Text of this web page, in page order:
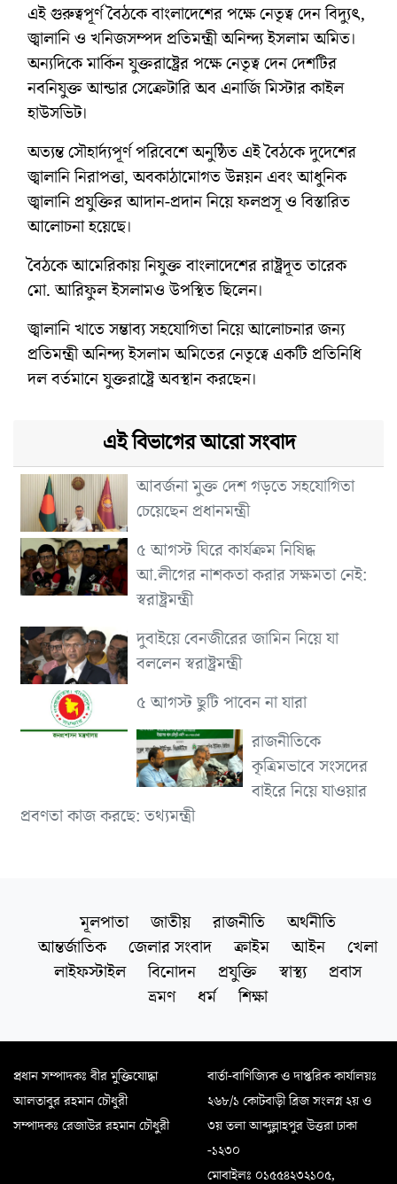
এই গুরুত্বপূর্ণ বৈঠকে বাংলাদেশের পক্ষে নেতৃত্ব দেন বিদ্যুৎ,
জ্বালানি ও খনিজসম্পদ প্রতিমন্ত্রী অনিন্দ্য ইসলাম অমিত।
অন্যদিকে মার্কিন যুক্তরাষ্ট্রের পক্ষে নেতৃত্ব দেন দেশটির
নবনিযুক্ত আন্ডার সেক্রেটারি অব এনার্জি মিস্টার কাইল
হাউসভিট।
অত্যন্ত সৌহার্দ্যপূর্ণ পরিবেশে অনুষ্ঠিত এই বৈঠকে দুদেশের
জ্বালানি নিরাপত্তা, অবকাঠামোগত উন্নয়ন এবং আধুনিক
জ্বালানি প্রযুক্তির আদান-প্রদান নিয়ে ফলপ্রসূ ও বিস্তারিত
আলোচনা হয়েছে।
বৈঠকে আমেরিকায় নিযুক্ত বাংলাদেশের রাষ্ট্রদূত তারেক
মো. আরিফুল ইসলামও উপস্থিত ছিলেন।
জ্বালানি খাতে সম্ভাব্য সহযোগিতা নিয়ে আলোচনার জন্য
প্রতিমন্ত্রী অনিন্দ্য ইসলাম অমিতের নেতৃত্বে একটি প্রতিনিধি
দল বর্তমানে যুক্তরাষ্ট্রে অবস্থান করছেন।
এই বিভাগের আরো সংবাদ
আবর্জনা মুক্ত দেশ গড়তে সহযোগিতা
চেয়েছেন প্রধানমন্ত্রী
৫ আগস্ট ঘিরে কার্যক্রম নিষিদ্ধ
আ.লীগের নাশকতা করার সক্ষমতা নেই:
স্বরাষ্ট্রমন্ত্রী
দুবাইয়ে বেনজীরের জামিন নিয়ে যা
বললেন স্বরাষ্ট্রমন্ত্রী
৫ আগস্ট ছুটি পাবেন না যারা
রাজনীতিকে
কৃত্রিমভাবে সংসদের
বাইরে নিয়ে যাওয়ার
প্রবণতা কাজ করছে: তথ্যমন্ত্রী
মূলপাতা জাতীয় রাজনীতি
অর্থনীতি
আন্তর্জাতিক
জেলার সংবাদ ক্রাইম আইন
খেলা
লাইফস্টাইল
বিনোদন প্রযুক্তি স্বাস্থ্য
প্রবাস
ভ্রমণ
ধর্ম শিক্ষা
প্রধান সম্পাদকঃ বীর মুক্তিযোদ্ধা
আলতাবুর রহমান চৌধুরী
সম্পাদকঃ রেজাউর রহমান চৌধুরী
বার্তা-বাণিজ্যিক ও দাপ্তরিক কার্যালয়ঃ
২৬৮/১ কোটবাড়ী ব্রিজ সংলগ্ন ২য় ও
৩য় তলা আব্দুল্লাহপুর উত্তরা ঢাকা
-১২৩০
মোবাইলঃ ০১৫৫৪২৩২১০৫,